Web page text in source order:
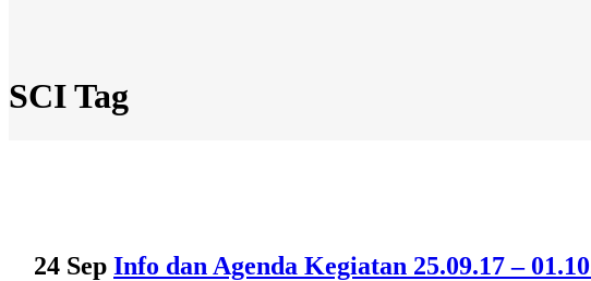
SCI Tag
24 Sep Info dan Agenda Kegiatan 25.09.17 –